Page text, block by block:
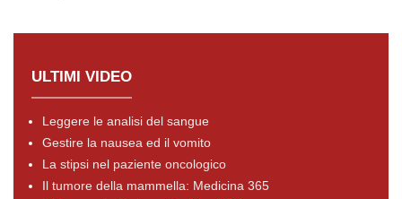
ULTIMI VIDEO
Leggere le analisi del sangue
Gestire la nausea ed il vomito
La stipsi nel paziente oncologico
Il tumore della mammella: Medicina 365